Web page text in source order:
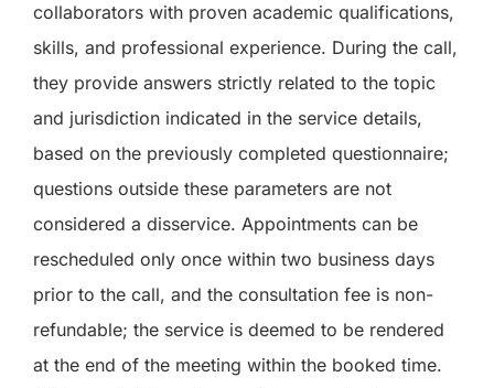
collaborators with proven academic qualifications,
skills, and professional experience. During the call,
they provide answers strictly related to the topic
and jurisdiction indicated in the service details,
based on the previously completed questionnaire;
questions outside these parameters are not
considered a disservice. Appointments can be
rescheduled only once within two business days
prior to the call, and the consultation fee is non-
refundable; the service is deemed to be rendered
at the end of the meeting within the booked time.